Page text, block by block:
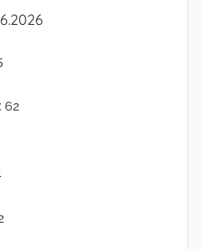
62